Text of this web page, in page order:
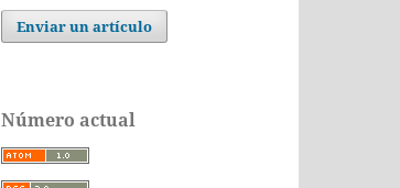
Enviar un artículo
Número actual